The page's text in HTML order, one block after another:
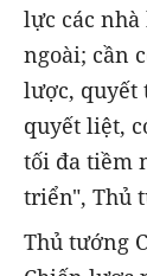
lực các
ngoài; cần
lược, quyết
quyết liệt,
tối đa tiềm
triển", Thủ
Thủ tướng